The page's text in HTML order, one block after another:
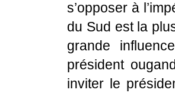
s’opposer à
du Sud est la
grande
président
inviter le